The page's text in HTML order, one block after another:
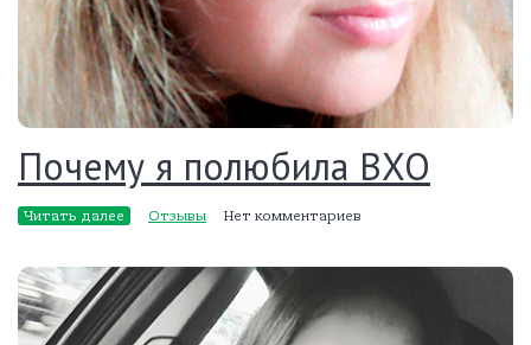
Почему я полюбила ВХО
Читать далее Отзывы Нет комментариев